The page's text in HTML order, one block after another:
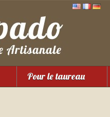
Pour le taureau